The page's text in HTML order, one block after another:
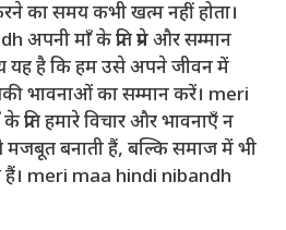
का समय कभी खत्म नहीं होता।
माँ के प्रति प्रेम और सम्मान
यह है कि हम उसे अपने जीवन में
भावनाओं का सम्मान करें। meri
हमारे विचार और भावनाएँ न
बनाती हैं, बल्कि समाज में भी
meri maa hindi nibandh